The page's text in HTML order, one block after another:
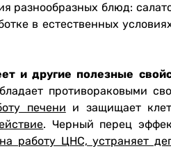
разнообразных блюд:
в естественных
и другие полезные
противораковыми
печени и защищает
. Черный перец
на работу ЦНС, устраняет